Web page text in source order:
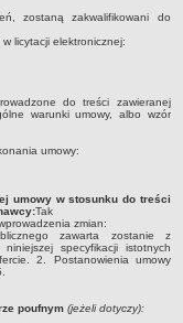
zostaną zakwalifikowani do
licytacji elektronicznej:
do treści zawieranej
warunki umowy, albo wzór
umowy:
umowy w stosunku do treści
Tak
zmian:
zawarta zostanie z
specyfikacji istotnych
2. Postanowienia umowy
poufnym(jeżeli dotyczy):